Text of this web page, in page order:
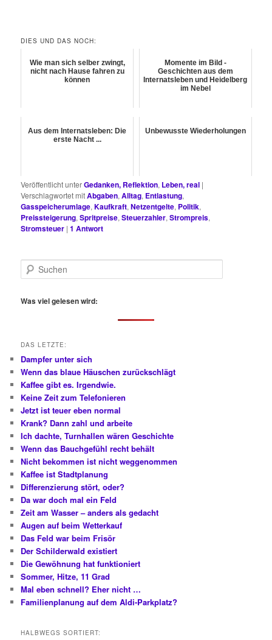
DIES UND DAS NOCH:
Wie man sich selber zwingt,
nicht nach Hause fahren zu
können
Momente im Bild -
Geschichten aus dem
Internatsleben und Heidelberg
im Nebel
Aus dem Internatsleben: Die
erste Nacht ...
Unbewusste Wiederholungen
Veröffentlicht unterGedanken, Reflektion, Leben, real |
Verschlagwortet mitAbgaben,Alltag, Entlastung,
Gasspeicherumlage,Kaufkraft,Netzentgelte, Politik,
Preissteigerung,Spritpreise,Steuerzahler,Strompreis,
Stromsteuer |1 Antwort
u
h
Was viel gelesen wird:
DAS LETZTE:
Dampfer unter sich
Wenn das blaue Häuschen zurückschlägt
Kaffee gibt es. Irgendwie.
Keine Zeit zum Telefonieren
Jetzt ist teuer eben normal
Krank? Dann zahl und arbeite
Ich dachte, Turnhallen wären Geschichte
Wenn das Bauchgefühl recht behält
Nicht bekommen ist nicht weggenommen
Kaffee ist Stadtplanung
Differenzierung stört, oder?
Da war doch mal ein Feld
Zeit am Wasser – anders als gedacht
Augen auf beim Wetterkauf
Das Feld war beim Frisör
Der Schilderwald existiert
Die Gewöhnung hat funktioniert
Sommer, Hitze, 11 Grad
Mal eben schnell? Eher nicht …
Familienplanung auf dem Aldi-Parkplatz?
HALBWEGS SORTIERT: